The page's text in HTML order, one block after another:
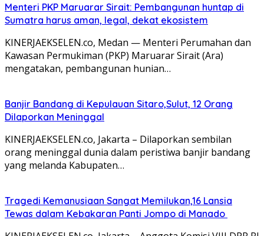
Menteri PKP Maruarar Sirait: Pembangunan huntap di
Sumatra harus aman, legal, dekat ekosistem
KINERJAEKSELEN.co, Medan — Menteri Perumahan dan
Kawasan Permukiman (PKP) Maruarar Sirait (Ara)
mengatakan, pembangunan hunian…
Banjir Bandang di Kepulauan Sitaro,Sulut, 12 Orang
Dilaporkan Meninggal
KINERJAEKSELEN.co, Jakarta – Dilaporkan sembilan
orang meninggal dunia dalam peristiwa banjir bandang
yang melanda Kabupaten…
Tragedi Kemanusiaan Sangat Memilukan,16 Lansia
Tewas dalam Kebakaran Panti Jompo di Manado